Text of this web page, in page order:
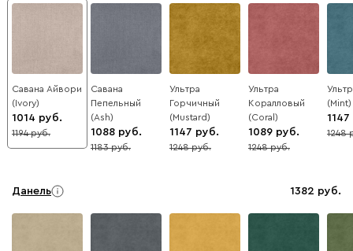
Савана Айвори
(Ivory)
1014
15
1194
Савана
Пепельный
(Ash)
1088
8
1183
Ультра
Горчичный
(Mustard)
1147
8
1248
Ультра
Коралловый
(Coral)
1089
13
1248
(Mint)
1147
8
1248
Данель 1382